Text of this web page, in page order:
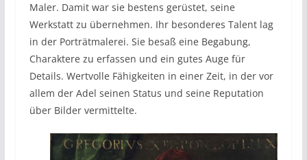
Maler. Damit war sie bestens gerüstet, seine
Werkstatt zu übernehmen. Ihr besonderes Talent lag
in der Porträtmalerei. Sie besaß eine Begabung,
Charaktere zu erfassen und ein gutes Auge für
Details. Wertvolle Fähigkeiten in einer Zeit, in der vor
allem der Adel seinen Status und seine Reputation
über Bilder vermittelte.